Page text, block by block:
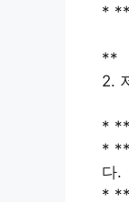
* **
**
2.
* **
* **
다.
* **